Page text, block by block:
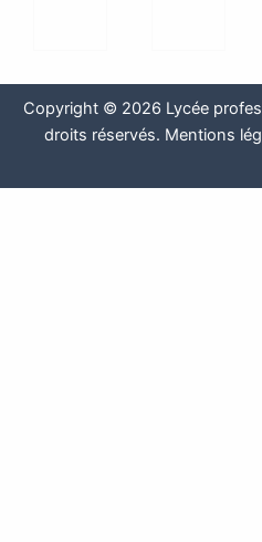
Copyright © 2026 Lycée
droits réservés. Mentions